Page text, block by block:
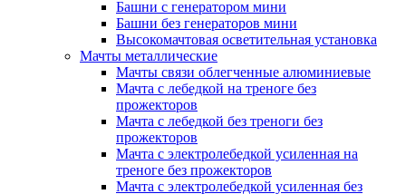
Башни с генератором мини
Башни без генераторов мини
Высокомачтовая осветительная установка
Мачты металлические
Мачты связи облегченные алюминиевые
Мачта с лебедкой на треноге без
прожекторов
Мачта с лебедкой без треноги без
прожекторов
Мачта с электролебедкой усиленная на
треноге без прожекторов
Мачта с электролебедкой усиленная без